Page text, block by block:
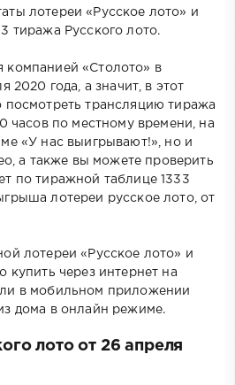
лотереи «Русское лото» и
тиража Русского лото.
компанией «Столото» в
2020 года, а значит, в этот
посмотреть трансляцию тиража
часов по местному времени, на
«У нас выигрывают!», но и
а также вы можете проверить
по тиражной таблице 1333
лотереи русское лото, от
лотереи «Русское лото» и
купить через интернет на
в мобильном приложении
дома в онлайн режиме.
лото от 26 апреля